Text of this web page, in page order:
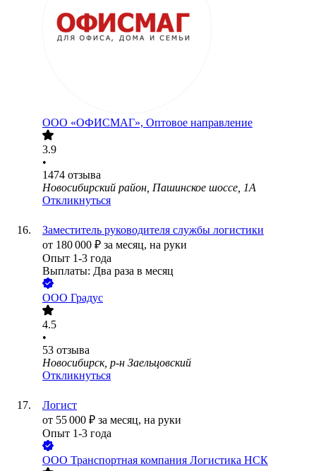
ООО «ОФИСМАГ», Оптовое направление
3.9
•
1474 отзыва
Новосибирский район, Пашинское шоссе, 1А
Откликнуться
Заместитель руководителя службы логистики
от 180 000 ₽ за месяц, на руки
Опыт 1-3 года
Выплаты: Два раза в месяц
ООО Градус
4.5
•
53 отзыва
Новосибирск, р-н Заельцовский
Откликнуться
Логист
от 55 000 ₽ за месяц, на руки
Опыт 1-3 года
ООО Транспортная компания Логистика НСК